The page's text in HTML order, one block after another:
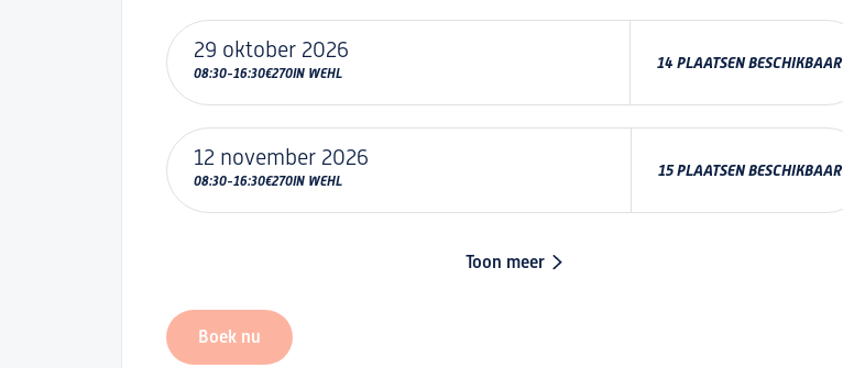
29 oktober 2026
08:30-16:30€270IN WEHL
14 PLAATSEN BESCHIKBAAR
12 november 2026
08:30-16:30€270IN WEHL
15 PLAATSEN BESCHIKBAAR
Toon meer
Boek nu